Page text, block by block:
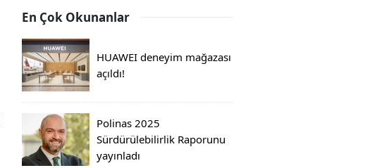
En Çok Okunanlar
HUAWEI deneyim mağazası
açıldı!
Polinas 2025
Sürdürülebilirlik Raporunu
yayınladı